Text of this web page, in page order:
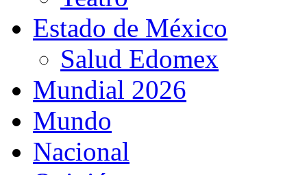
Estado de México
Salud Edomex
Mundial 2026
Mundo
Nacional